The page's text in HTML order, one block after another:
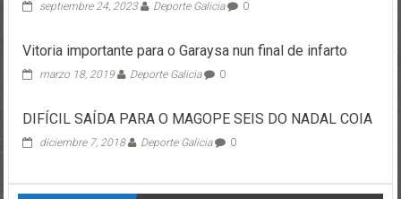
septiembre 24, 2023 Deporte Galicia 0
Vitoria importante para o Garaysa nun final de infarto
marzo 18, 2019 Deporte Galicia 0
DIFÍCIL SAÍDA PARA O MAGOPE SEIS DO NADAL COIA
diciembre 7, 2018 Deporte Galicia 0